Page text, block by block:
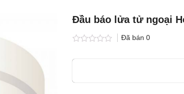
Đầu báo lửa tử ngoại
xếp
5
Đã bán 0